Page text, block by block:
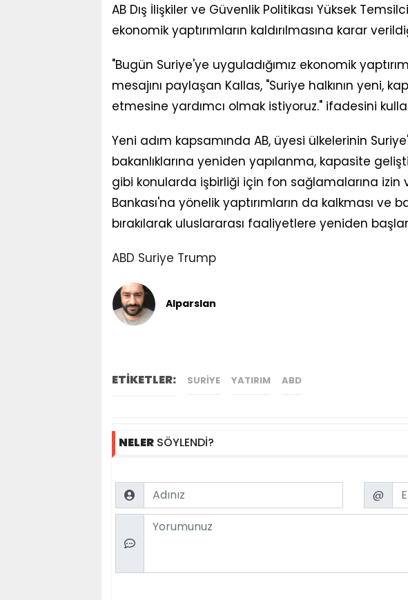
AB Dış İlişkiler ve Güvenlik Politikası Yüksek
ekonomik yaptırımların kaldırılmasına karar
"Bugün Suriye'ye uyguladığımız ekonomik
mesajını paylaşan Kallas, "Suriye halkının yeni,
etmesine yardımcı olmak istiyoruz." ifadesini
Yeni adım kapsamında AB, üyesi ülkelerinin
bakanlıklarına yeniden yapılanma, kapasite
gibi konularda işbirliği için fon sağlamalarına izin
Bankası'na yönelik yaptırımların da kalkması ve
bırakılarak uluslararası faaliyetlere yeniden
ABD Suriye Trump
Alparslan
ETİKETLER: SURIYE YATIRIM ABD
NELER SÖYLENDİ?
Name Email
@
Comment